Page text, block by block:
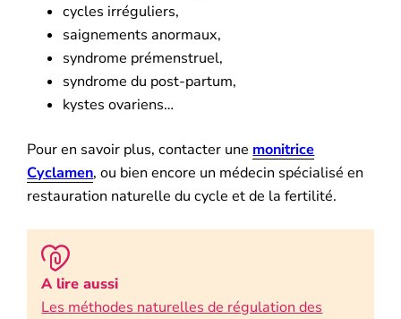
cycles irréguliers,
saignements anormaux,
syndrome prémenstruel,
syndrome du post-partum,
kystes ovariens…
Pour en savoir plus, contacter une monitrice
Cyclamen, ou bien encore un médecin spécialisé en
restauration naturelle du cycle et de la fertilité.
A lire aussi
Les méthodes naturelles de régulation des